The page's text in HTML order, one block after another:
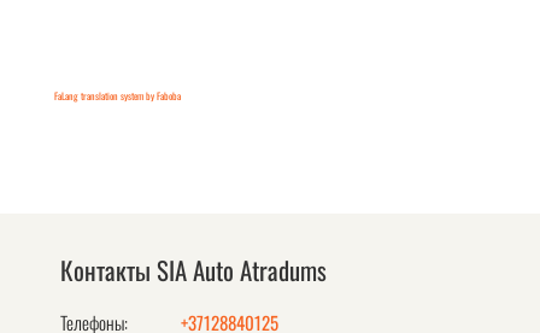
FaLang translation system by Faboba
Контакты SIA Auto Atradums
Телефоны:
+37128840125